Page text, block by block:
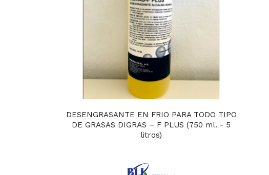
DESENGRASANTE EN FRIO PARA TODO TIPO
DE GRASAS DIGRAS – F PLUS (750 ml. - 5
litros)